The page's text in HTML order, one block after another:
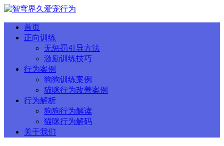
首页
正向训练
无惩罚引导方法
激励训练技巧
行为案例
狗狗训练案例
猫咪行为改善案例
行为解析
狗狗行为解读
猫咪行为解码
关于我们